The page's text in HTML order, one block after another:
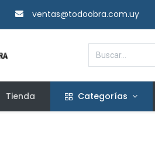
ventas@todoobra.com.uy
Tienda Categorías